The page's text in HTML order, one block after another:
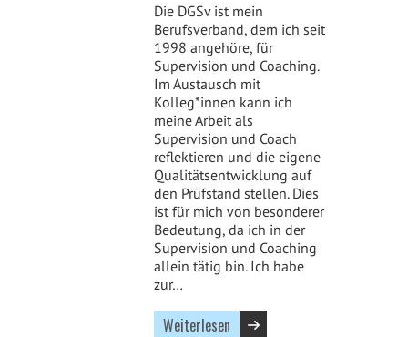
Die DGSv ist mein
Berufsverband, dem ich seit
1998 angehöre, für
Supervision und Coaching.
Im Austausch mit
Kolleg*innen kann ich
meine Arbeit als
Supervision und Coach
reflektieren und die eigene
Qualitätsentwicklung auf
den Prüfstand stellen. Dies
ist für mich von besonderer
Bedeutung, da ich in der
Supervision und Coaching
allein tätig bin. Ich habe
zur…
Weiterlesen